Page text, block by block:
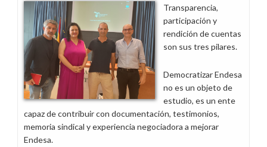
Transparencia,
participación y
rendición de cuentas
son sus tres pilares.
Democratizar Endesa
no es un objeto de
estudio, es un ente
capaz de contribuir con documentación, testimonios,
memoria sindical y experiencia negociadora a mejorar
Endesa.